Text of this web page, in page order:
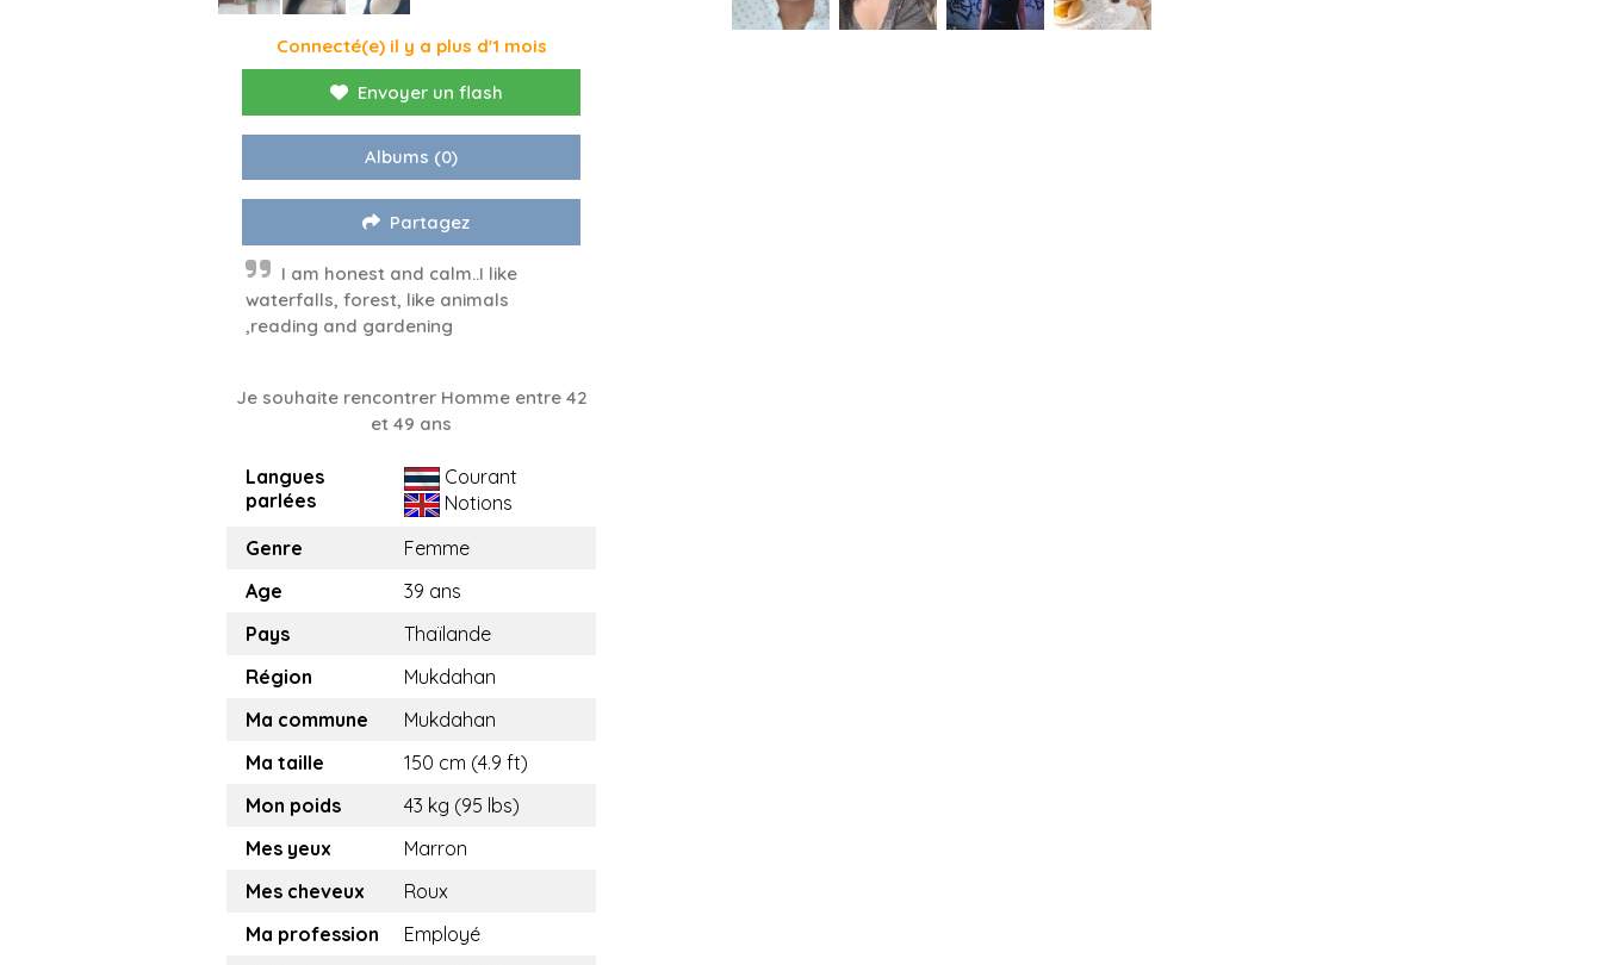
Connecté(e) il y a plus d'1 mois
Envoyer un flash
Albums (0)
Partagez
I am honest and calm..I like
waterfalls, forest, like animals
,reading and gardening
Je souhaite rencontrer Homme entre 42
et 49 ans
Langues
parlées
Courant
Notions
Genre
Femme
Age
39 ans
Pays
Thaïlande
Région
Mukdahan
Ma commune
Mukdahan
Ma taille
150 cm (4.9 ft)
Mon poids
43 kg (95 lbs)
Mes yeux
Marron
Mes cheveux
Roux
Ma profession
Employé